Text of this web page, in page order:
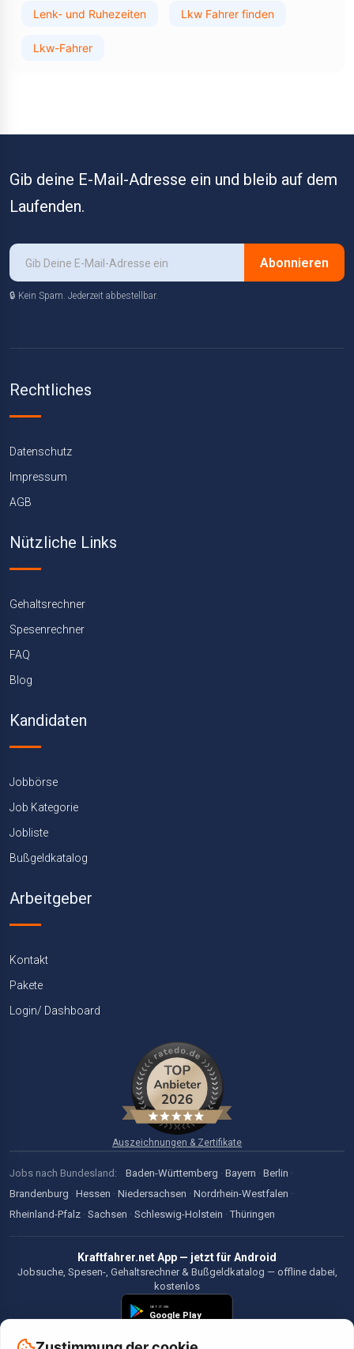
Lenk- und Ruhezeiten Lkw Fahrer finden
Lkw-Fahrer
Gib deine E-Mail-Adresse ein und bleib auf dem
Laufenden.
Abonnieren
🔒 Kein Spam. Jederzeit abbestellbar.
Rechtliches
Datenschutz
Impressum
AGB
Nützliche Links
Gehaltsrechner
Spesenrechner
FAQ
Blog
Kandidaten
Jobbörse
Job Kategorie
Jobliste
Bußgeldkatalog
Arbeitgeber
Kontakt
Pakete
Login/ Dashboard
Auszeichnungen & Zertifikate
Jobs nach Bundesland: Baden-Württemberg · Bayern · Berlin ·
Brandenburg · Hessen · Niedersachsen · Nordrhein-Westfalen ·
Rheinland-Pfalz · Sachsen · Schleswig-Holstein · Thüringen
Kraftfahrer.net App — jetzt für Android
Jobsuche, Spesen-, Gehaltsrechner & Bußgeldkatalog — offline dabei,
kostenlos